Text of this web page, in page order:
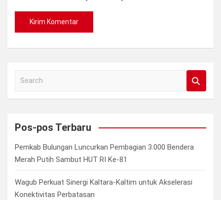
a
c
Pos-pos Terbaru
Pemkab Bulungan Luncurkan Pembagian 3.000 Bendera
Merah Putih Sambut HUT RI Ke-81
Wagub Perkuat Sinergi Kaltara-Kaltim untuk Akselerasi
Konektivitas Perbatasan